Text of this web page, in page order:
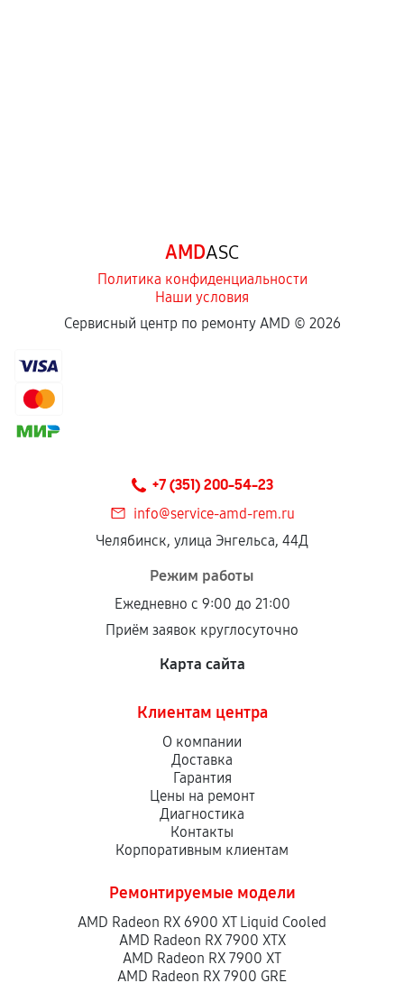
AMDASC
Политика конфиденциальности
Наши условия
Сервисный центр по ремонту AMD © 2026
+7 (351) 200-54-23
info@service-amd-rem.ru
Челябинск, улица Энгельса, 44Д
Режим работы
Ежедневно с 9:00 до 21:00
Приём заявок круглосуточно
Карта сайта
Клиентам центра
О компании
Доставка
Гарантия
Цены на ремонт
Диагностика
Контакты
Корпоративным клиентам
Ремонтируемые модели
AMD Radeon RX 6900 XT Liquid Cooled
AMD Radeon RX 7900 XTX
AMD Radeon RX 7900 XT
AMD Radeon RX 7900 GRE